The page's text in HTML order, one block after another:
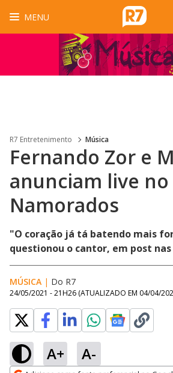
MENU
R7 Entretenimento Música
Fernando Zor e
anunciam live no
Namorados
"O coração já tá batendo mais
questionou o cantor, em post
MÚSICA | Do R7
24/05/2021 - 21H26 (ATUALIZADO EM 04/04/
A+ A-